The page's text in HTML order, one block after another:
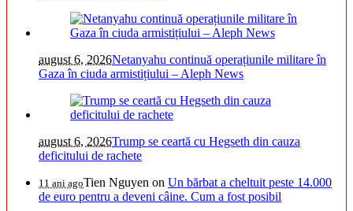
august 6, 2026Netanyahu continuă operațiunile militare în
Gaza în ciuda armistițiului – Aleph News
august 6, 2026Trump se ceartă cu Hegseth din cauza
deficitului de rachete
11 ani agoTien Nguyen on Un bărbat a cheltuit peste 14.000
de euro pentru a deveni câine. Cum a fost posibil